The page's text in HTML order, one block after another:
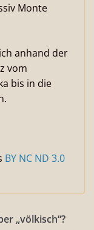
Monte
anhand der
vom
bis in die
BY NC ND 3.0
„völkisch“?